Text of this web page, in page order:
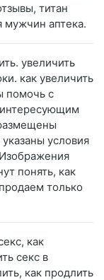
титан
мужчин аптека.
увеличить
как увеличить
помочь с
условия
понять, как
только
как
секс в
как продлить